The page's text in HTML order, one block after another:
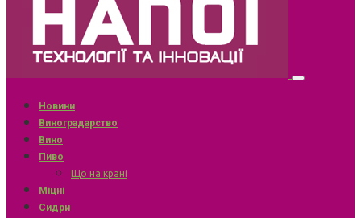
Новини
Виноградарство
Вино
Пиво
Що на крані
Міцні
Сидри